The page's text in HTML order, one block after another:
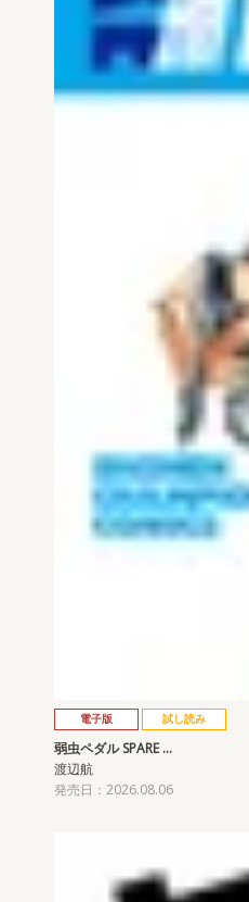
電子版 試し読み
弱虫ペダル SPARE …
渡辺航
発売日：2026.08.06